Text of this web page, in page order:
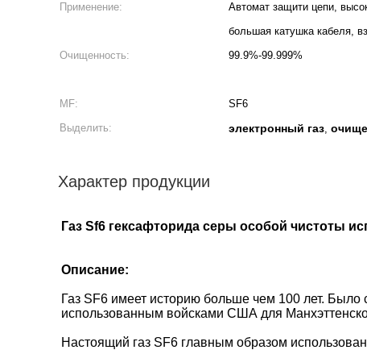
Применение:
Автомат защити цепи,
Очищенность:
99.9%-99.999%
MF:
SF6
Выделить:
электронный газ,
Характер продукции
Газ Sf6 гексафторида серы особой чистоты
Описание:
Газ SF6 имеет историю больше чем 100 лет.
использованным войсками США для
Настоящий газ SF6 главным образом